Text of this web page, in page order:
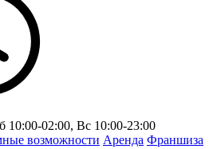
02:00, Вс 10:00-23:00
возможности Аренда Франшиза